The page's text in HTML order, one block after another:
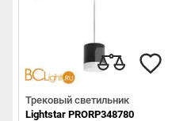
Трековый светильник
Lightstar PRORP348780